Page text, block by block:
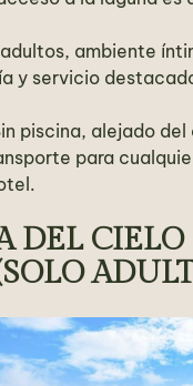
ambiente
y servicio
piscina, alejado del
para
DEL